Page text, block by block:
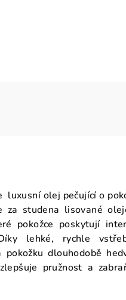
luxusní olej pečující o
za studena lisované
pokožce poskytují
lehké, rychle
dlouhodobě
pružnost a